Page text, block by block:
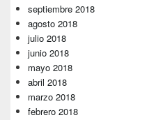
septiembre 2018
agosto 2018
julio 2018
junio 2018
mayo 2018
abril 2018
marzo 2018
febrero 2018